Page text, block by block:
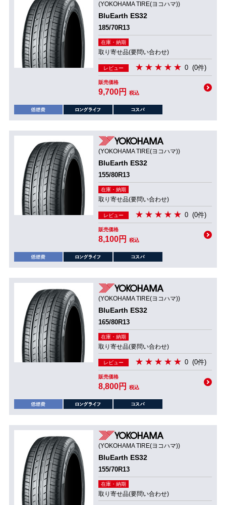
(YOKOHAMA TIRE(ヨコハマ))
BluEarth ES32
185/70R13
在庫・納期
取り寄せ品(要問い合わせ)
レビュー 0 (0件)
販売価格
9,700円 税込
(YOKOHAMA TIRE(ヨコハマ))
BluEarth ES32
155/80R13
在庫・納期
取り寄せ品(要問い合わせ)
レビュー 0 (0件)
販売価格
8,100円 税込
(YOKOHAMA TIRE(ヨコハマ))
BluEarth ES32
165/80R13
在庫・納期
取り寄せ品(要問い合わせ)
レビュー 0 (0件)
販売価格
8,800円 税込
(YOKOHAMA TIRE(ヨコハマ))
BluEarth ES32
155/70R13
在庫・納期
取り寄せ品(要問い合わせ)